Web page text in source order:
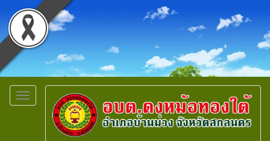
Toggle
navigation